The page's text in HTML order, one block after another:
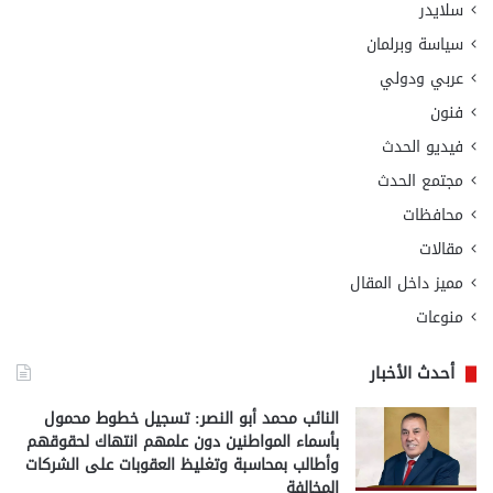
سلايدر
سياسة وبرلمان
عربي ودولي
فنون
فيديو الحدث
مجتمع الحدث
محافظات
مقالات
مميز داخل المقال
منوعات
أحدث الأخبار
النائب محمد أبو النصر: تسجيل خطوط محمول
بأسماء المواطنين دون علمهم انتهاك لحقوقهم
وأطالب بمحاسبة وتغليظ العقوبات على الشركات